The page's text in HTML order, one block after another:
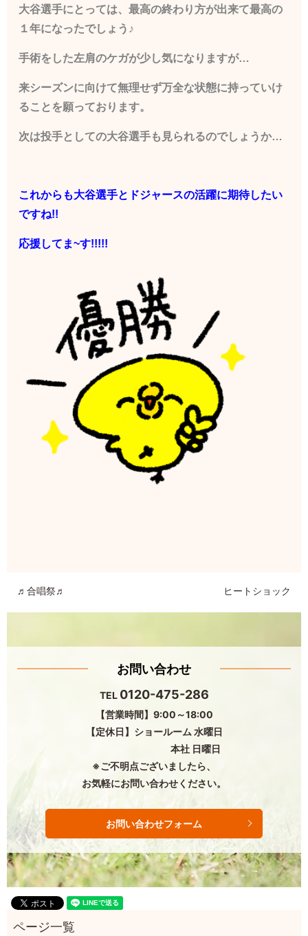
大谷選手にとっては、最高の終わり方が出来て最高の
１年になったでしょう♪
手術をした左肩のケガが少し気になりますが…
来シーズンに向けて無理せず万全な状態に持っていけ
ることを願っております。
次は投手としての大谷選手も見られるのでしょうか…
これからも大谷選手とドジャースの活躍に期待したい
ですね!!
応援してま~す!!!!!
♬合唱祭♬ ヒートショック
お問い合わせ
TEL 0120-475-286
【営業時間】9:00～18:00
【定休日】ショールーム 水曜日
本社 日曜日
※ご不明点ございましたら、
お気軽にお問い合わせください。
お問い合わせフォーム